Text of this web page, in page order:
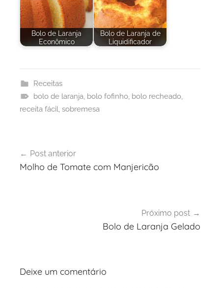
Bolo de Laranja
Econômico
Bolo de Laranja de
Liquidificador
Receitas
bolo de laranja, bolo fofinho, bolo recheado,
receita fácil, sobremesa
de
Post anterior
Molho de Tomate com Manjericão
Próximo post
Bolo de Laranja Gelado
Deixe um comentário